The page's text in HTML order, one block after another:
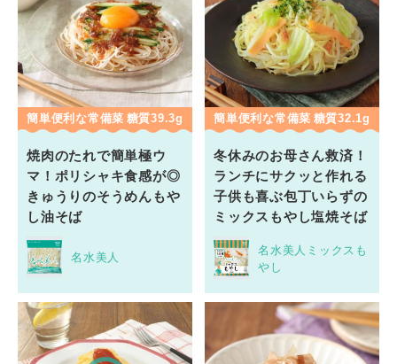
簡単便利な常備菜 糖質39.3g
焼肉のたれで簡単極ウ
マ！ポリシャキ食感が◎
きゅうりのそうめんもや
し油そば
名水美人
簡単便利な常備菜 糖質32.1g
冬休みのお母さん救済！
ランチにサクッと作れる
子供も喜ぶ包丁いらずの
ミックスもやし塩焼そば
名水美人ミックスも
やし